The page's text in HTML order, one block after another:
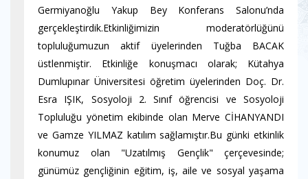
Germiyanoğlu Yakup Bey Konferans Salonu’nda
gerçekleştirdik.Etkinliğimizin moderatörlüğünü
topluluğumuzun aktif üyelerinden Tuğba BACAK
üstlenmiştir. Etkinliğe konuşmacı olarak; Kütahya
Dumlupınar Üniversitesi öğretim üyelerinden Doç. Dr.
Esra IŞIK, Sosyoloji 2. Sınıf öğrencisi ve Sosyoloji
Topluluğu yönetim ekibinde olan Merve CİHANYANDI
ve Gamze YILMAZ katılım sağlamıştır.Bu günki etkinlik
konumuz olan "Uzatılmış Gençlik" çerçevesinde;
günümüz gençliğinin eğitim, iş, aile ve sosyal yaşama